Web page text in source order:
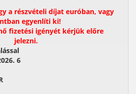
a részvételi díjat euróban, vagy
egyenlíti ki!
fizetési igényét kérjük előre
jelezni.
6